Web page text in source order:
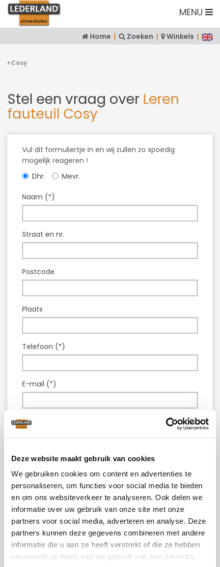
Deze website maakt gebruik van cookies
We gebruiken cookies om content en advertenties te
personaliseren, om functies voor social media te bieden
en om ons websiteverkeer te analyseren. Ook delen we
informatie over uw gebruik van onze site met onze
partners voor social media, adverteren en analyse. Deze
partners kunnen deze gegevens combineren met andere
informatie die u aan ze heeft verstrekt of die ze hebben
verzameld op basis van uw gebruik van hun services.
MENU
Home | Zoeken | Winkels |
Cosy
Stel een vraag over Leren
fauteuil Cosy
Vul dit formuliertje in en wij zullen zo spoedig
mogelijk reageren !
Dhr.
Mevr.
Naam (*)
Straat en nr.
Postcode
Plaats
Telefoon (*)
E-mail (*)
Model :
Selecteer uw winkel (*)
Ik ga akkoord met deprivacy policy.